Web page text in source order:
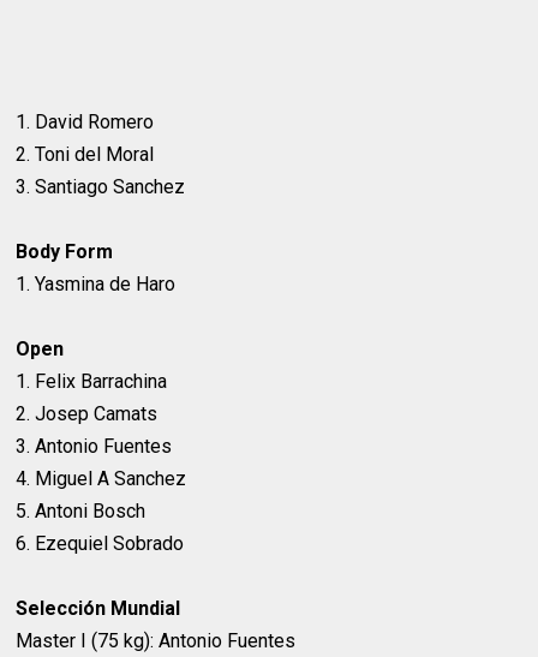
1. David Romero
2. Toni del Moral
3. Santiago Sanchez
Body Form
1. Yasmina de Haro
Open
1. Felix Barrachina
2. Josep Camats
3. Antonio Fuentes
4. Miguel A Sanchez
5. Antoni Bosch
6. Ezequiel Sobrado
Selección Mundial
Master I (75 kg): Antonio Fuentes